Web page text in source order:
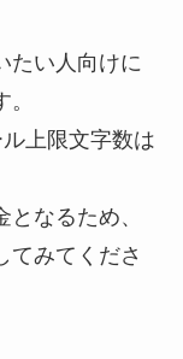
たい人向けに
上限文字数は
なるため、
てみてくださ